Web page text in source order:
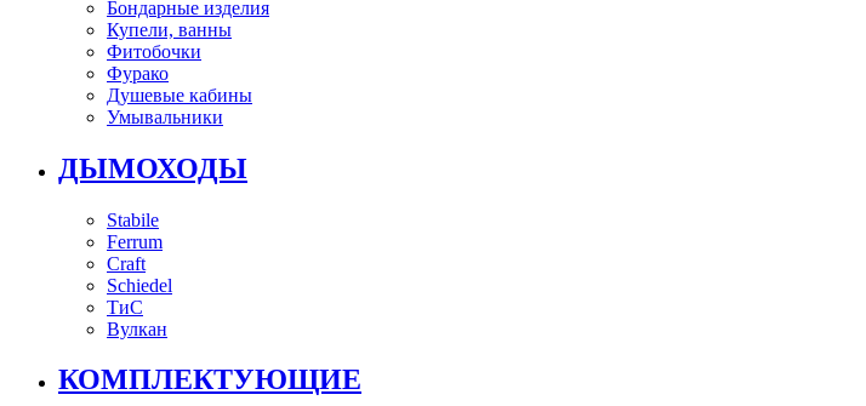
Бондарные изделия
Купели, ванны
Фитобочки
Фурако
Душевые кабины
Умывальники
ДЫМОХОДЫ
Stabile
Ferrum
Craft
Schiedel
ТиС
Вулкан
КОМПЛЕКТУЮЩИЕ